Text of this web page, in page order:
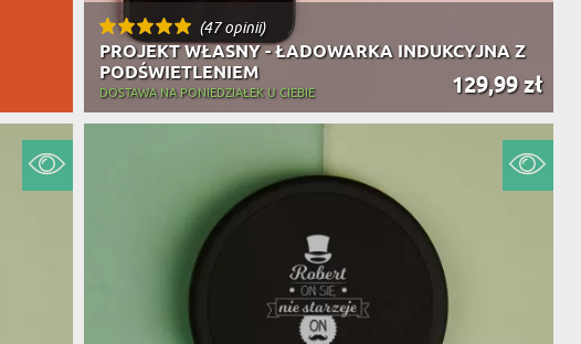
(47 opinii)
PROJEKT WŁASNY - ŁADOWARKA INDUKCYJNA Z
PODŚWIETLENIEM
129,99 zł
DOSTAWA NA PONIEDZIAŁEK U CIEBIE